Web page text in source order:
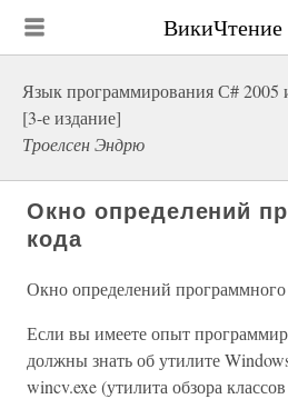
ВикиЧтение
Язык программирования С# 2005
[3-е издание]
Троелсен Эндрю
Окно определений
кода
Окно определений программного
Если вы имеете опыт
должны знать об утилите
wincv.exe (утилита обзора